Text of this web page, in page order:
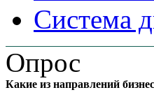
Система
Опрос
Какие из направлений